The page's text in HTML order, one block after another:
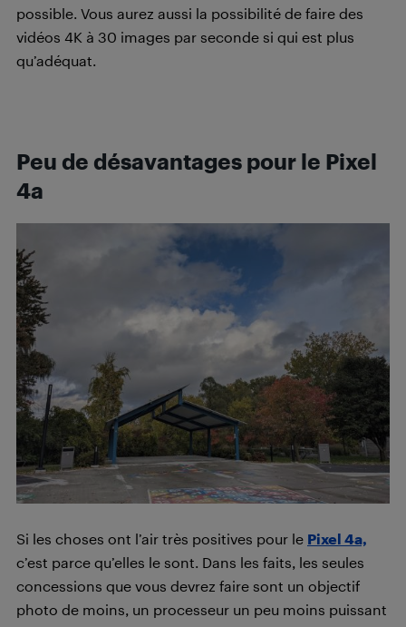
possible. Vous aurez aussi la possibilité de faire des
vidéos 4K à 30 images par seconde si qui est plus
qu’adéquat.
Peu de désavantages pour le Pixel
4a
Si les choses ont l’air très positives pour le Pixel 4a,
c’est parce qu’elles le sont. Dans les faits, les seules
concessions que vous devrez faire sont un objectif
photo de moins, un processeur un peu moins puissant